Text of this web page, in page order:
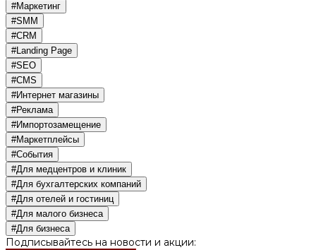
#Маркетинг
#SMM
#CRM
#Landing Page
#SEO
#CMS
#Интернет магазины
#Реклама
#Импортозамещение
#Маркетплейсы
#События
#Для медцентров и клиник
#Для бухгалтерских компаний
#Для отелей и гостиниц
#Для малого бизнеса
#Для бизнеса
Подписывайтесь на новости и акции: